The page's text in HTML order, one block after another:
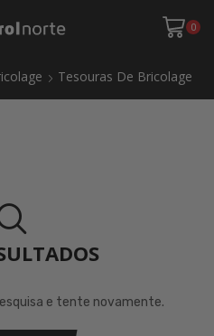
0
Tesouras De Bricolage
e tente novamente.